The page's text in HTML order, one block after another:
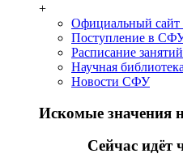
+
Официальный
Поступление в
Расписание занятий
Научная
Новости СФУ
Искомые значения
Сейчас идёт